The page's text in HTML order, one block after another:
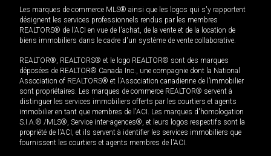
Les marques de commerce MLS® ainsi que les logos qui s'y rapportent
désignent les services professionnels rendus par les membres
REALTORS® de l'ACI en vue de l'achat, de la vente et de la location de
biens immobiliers dans le cadre d'un système de vente collaborative.
REALTOR®, REALTORS® et le logo REALTOR® sont des marques
déposées de REALTOR® Canada Inc., une compagnie dont la National
Association of REALTORS® et l'Association canadienne de l’immobilier
sont propriétaires. Les marques de commerce REALTOR® servent à
distinguer les services immobiliers offerts par les courtiers et agents
immobilier en tant que membres de l'ACI. Les marques d'homologation
S.I.A.® /MLS®, Service inter-agences®, et leurs logos respectifs sont la
propriété de l'ACI, et ils servent à identifier les services immobiliers que
fournissent les courtiers et agents membres de l'ACI.